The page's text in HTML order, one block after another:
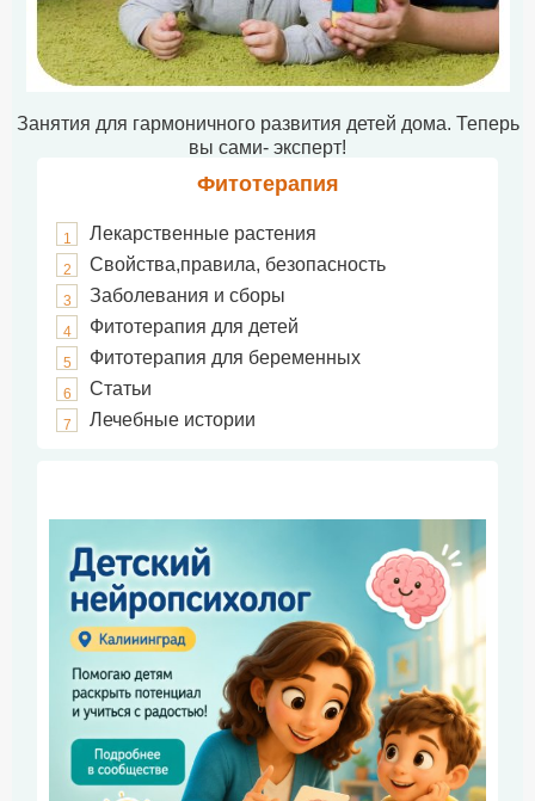
Занятия для гармоничного развития детей дома. Теперь
вы сами- эксперт!
Фитотерапия
1 Лекарственные растения
2 Свойства,правила, безопасность
3 Заболевания и сборы
4 Фитотерапия для детей
5 Фитотерапия для беременных
6 Статьи
7 Лечебные истории